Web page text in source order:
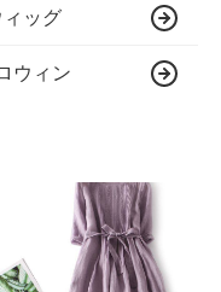
ィッグ
ウィン